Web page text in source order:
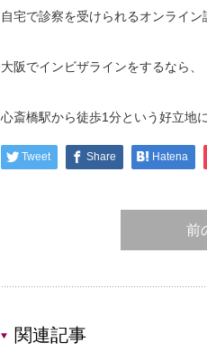
自宅で診察を受けられるオンライン
大阪でインビザラインをするなら、
心斎橋駅から徒歩1分という好立地
Tweet Share Hatena
前
関連記事